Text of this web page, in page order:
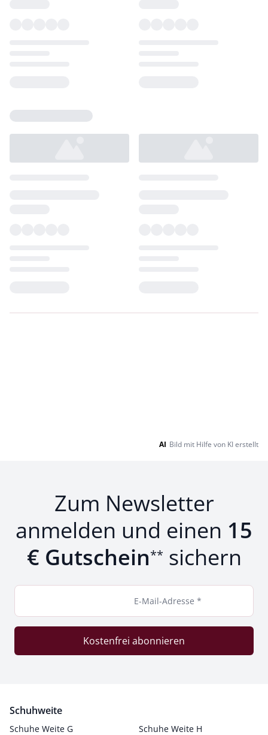
AI Bild mit Hilfe von KI erstellt
Zum Newsletter
anmelden und einen 15
€ Gutschein** sichern
E-Mail-Adresse *
Kostenfrei abonnieren
Schuhweite
Schuhe Weite G
Schuhe Weite H